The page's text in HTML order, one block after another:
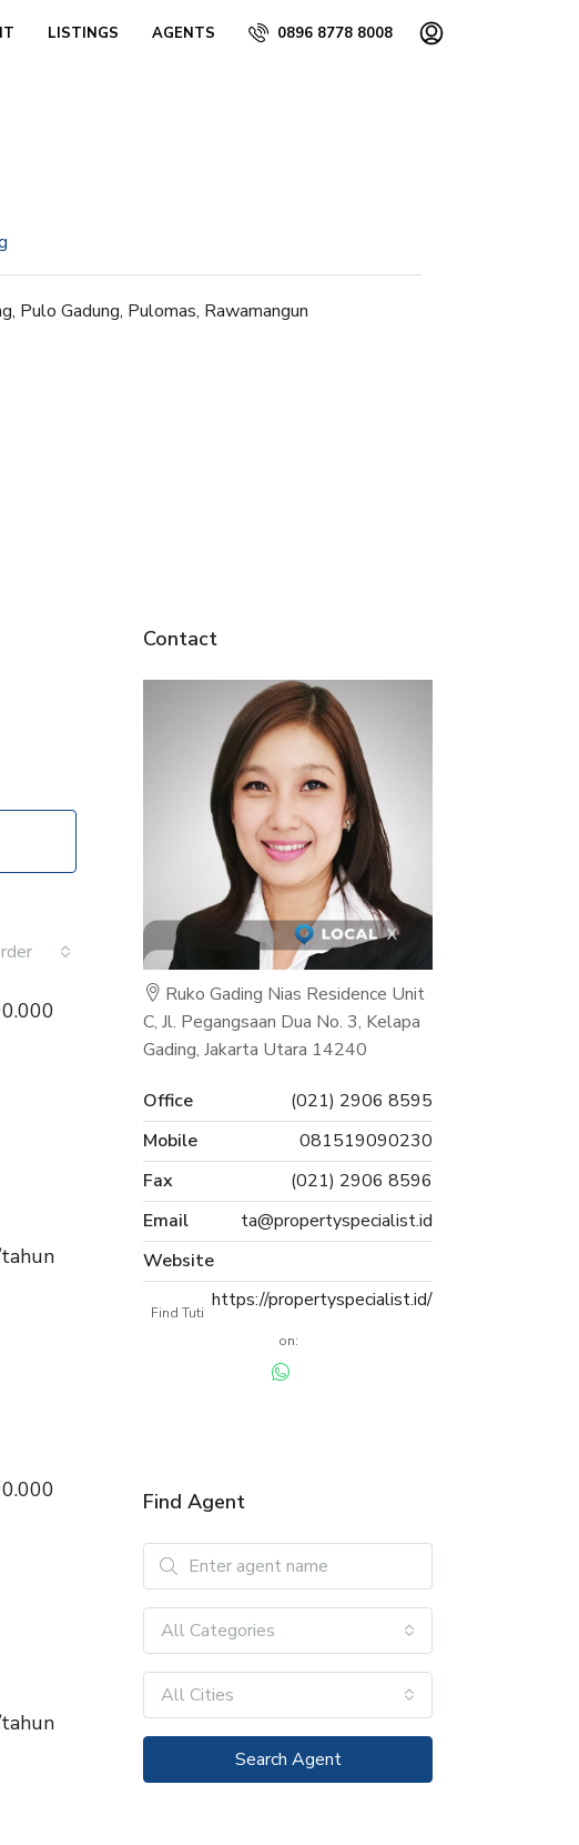
LISTINGS AGENTS 0896 8778 8008
Pulo Gadung, Pulomas, Rawamangun
Contact
Ruko Gading Nias Residence Unit
C, Jl. Pegangsaan Dua No. 3, Kelapa
Gading, Jakarta Utara 14240
Office
(021) 2906 8595
Mobile
081519090230
Fax
(021) 2906 8596
Email
ta@propertyspecialist.id
Website
https://propertyspecialist.id/
Find Tuti
on:
Find Agent
All Categories
All Cities
Search Agent